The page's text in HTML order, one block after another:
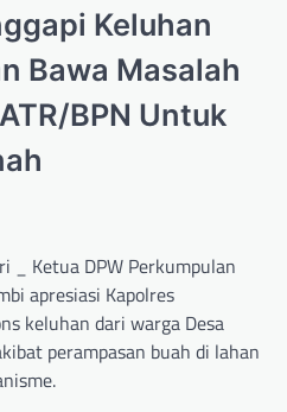
Keluhan
Bawa Masalah
BPN Untuk
_ Ketua DPW Perkumpulan
apresiasi Kapolres
keluhan dari warga Desa
perampasan buah di lahan